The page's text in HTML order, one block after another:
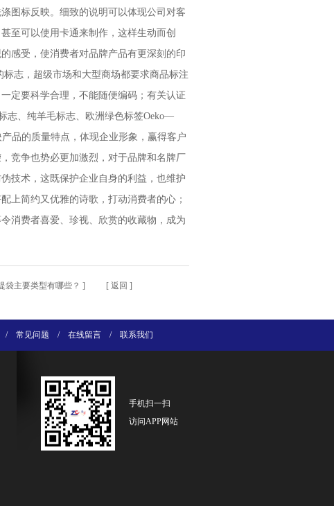
图标反映。细致的说明可以体现公司对客
至可以使用卡通来制作，这样生动而创
感受，使消费者对品牌产品有更深刻的印
志，超级市场和大型商场都要求商品标注
定要科学合理，不能随便编码；有关认证
志、纯羊毛标志、欧洲绿色标签Oeko—
品的质量特点，体现企业形象，赢得客户
竞争也势必更加激烈，对于品牌和名牌厂
技术，这既保护企业自身的利益，也维护
上简约又优雅的诗歌，打动消费者的心；
消费者喜爱、珍视、欣赏的收藏物，成为
袋主要类型有哪些？] [ 返回]
/ 常见问题 / 在线留言 / 联系我们
手机扫一扫
访问APP网站